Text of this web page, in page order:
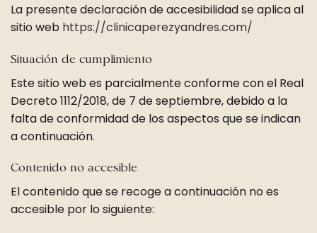
La presente declaración de accesibilidad se aplica al
sitio web https://clinicaperezyandres.com/
Situación de cumplimiento
Este sitio web es parcialmente conforme con el Real
Decreto 1112/2018, de 7 de septiembre, debido a la
falta de conformidad de los aspectos que se indican
a continuación.
Contenido no accesible
El contenido que se recoge a continuación no es
accesible por lo siguiente: